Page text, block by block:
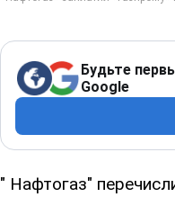
Будьте
Google
" Нафтогаз"